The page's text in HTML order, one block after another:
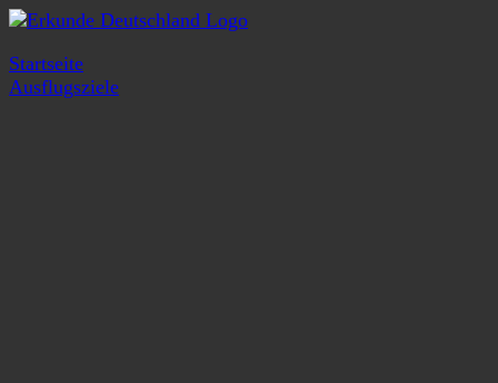
Startseite
Ausflugsziele